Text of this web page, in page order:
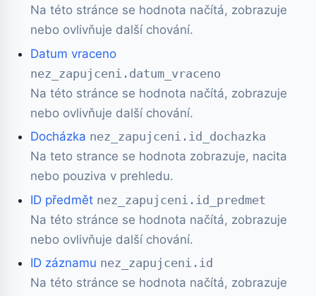
Na této stránce se hodnota načítá, zobrazuje
nebo ovlivňuje další chování.
Datum vraceno
nez_zapujceni.datum_vraceno
Na této stránce se hodnota načítá, zobrazuje
nebo ovlivňuje další chování.
Docházka nez_zapujceni.id_dochazka
Na teto strance se hodnota zobrazuje, nacita
nebo pouziva v prehledu.
ID předmět nez_zapujceni.id_predmet
Na této stránce se hodnota načítá, zobrazuje
nebo ovlivňuje další chování.
ID záznamu nez_zapujceni.id
Na této stránce se hodnota načítá, zobrazuje